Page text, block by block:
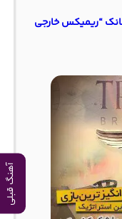
آهنگ قبلی
“ریمیکس خارجی